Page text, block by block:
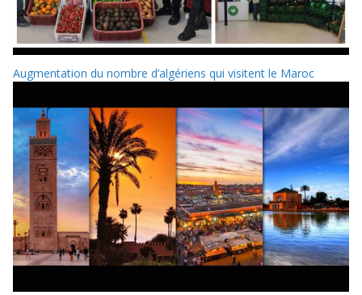
Augmentation du nombre d’algériens qui visitent le Maroc